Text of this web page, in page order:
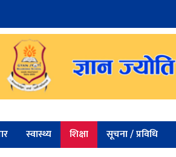
स्वास्थ्य शिक्षा सूचना / प्रविधि